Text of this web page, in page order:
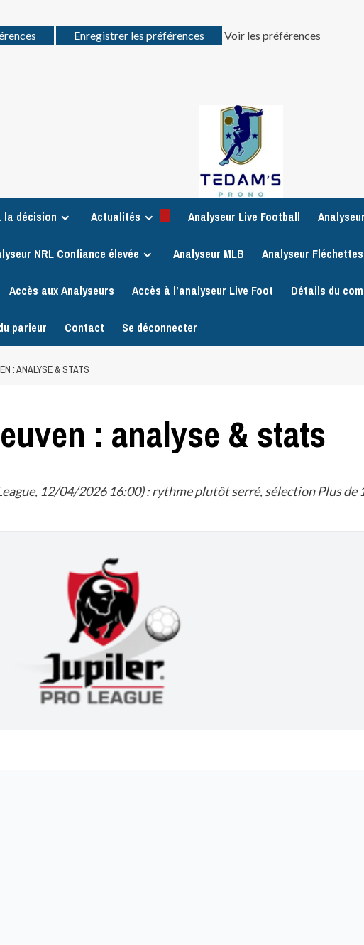
Enregistrer les préférences
Voir les préférences
la décision Actualités Analyseur Live Football
NRL Confiance élevée Analyseur MLB Analyseur
Accès aux Analyseurs Accès à l’analyseur Live Foot Détails du
parieur Contact Se déconnecter
: ANALYSE & STATS
: analyse & stats
12/04/2026 16:00) : rythme plutôt serré, sélection Plus de